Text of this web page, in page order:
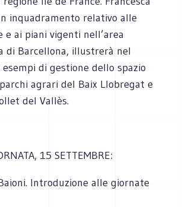
inquadramento relativo alle
e ai piani vigenti nell’area
di Barcellona, illustrerà nel
di gestione dello spazio
agrari del Baix Llobregat e
del Vallès.
15 SETTEMBRE:
Introduzione alle giornate